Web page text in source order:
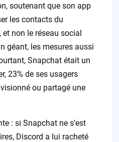
soutenant que son app
les contacts du
et non le réseau social
géant, les mesures aussi
Snapchat était un
23% de ses usagers
ou partagé une
: si Snapchat ne s’est
Discord a lui racheté